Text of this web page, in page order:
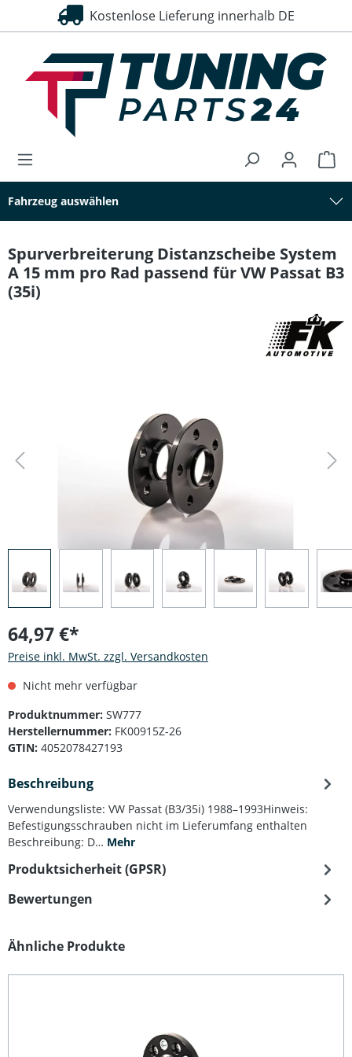
springen Kostenlose Lieferung innerhalb DE
30 Tage Rückgaberecht
Fahrzeug auswählen
Spurverbreiterung Distanzscheibe System
A 15 mm pro Rad passend für VW Passat B3
(35i)
64,97 €*
Preise inkl. MwSt. zzgl. Versandkosten
Nicht mehr verfügbar
Produktnummer: SW777
Herstellernummer: FK00915Z-26
GTIN: 4052078427193
Beschreibung
Verwendungsliste: VW Passat (B3/35i) 1988–1993Hinweis:
Befestigungsschrauben nicht im Lieferumfang enthalten
Beschreibung: D… Mehr
Produktsicherheit (GPSR)
Bewertungen
Produktgalerie überspringen
Ähnliche Produkte